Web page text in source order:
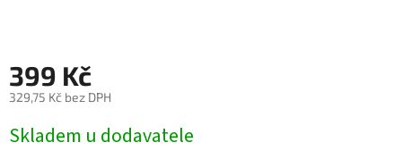
399 Kč
329,75 Kč bez DPH
cena:
Skladem u dodavatele